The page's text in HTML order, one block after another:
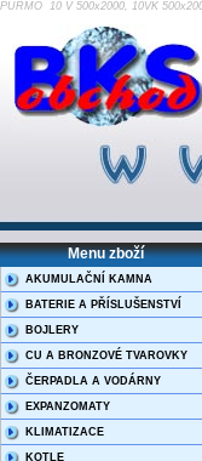
PURMO 10 V 500x2000, 10VK
Menu zboží
AKUMULAČNÍ KAMNA
BATERIE A PŘÍSLUŠENSTVÍ
BOJLERY
CU A BRONZOVÉ TVAROVKY
ČERPADLA A VODÁRNY
EXPANZOMATY
KLIMATIZACE
KOTLE